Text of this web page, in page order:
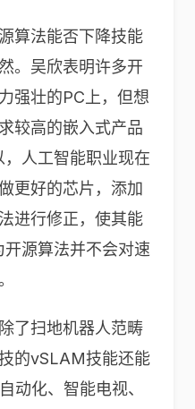
算法能否下降技能
。吴欣表明许多开
强壮的PC上，但想
较高的嵌入式产品
人工智能职业现在
更好的芯片，添加
进行修正，使其能
源算法并不会对速
了扫地机器人范畴
的vSLAM技能还能
动化、智能电视、